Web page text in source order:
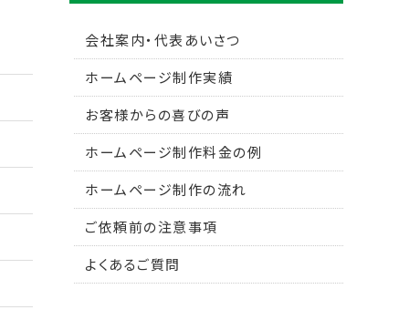
会社案内・代表あいさつ
ホームページ制作実績
お客様からの喜びの声
ホームページ制作料金の例
ホームページ制作の流れ
ご依頼前の注意事項
よくあるご質問